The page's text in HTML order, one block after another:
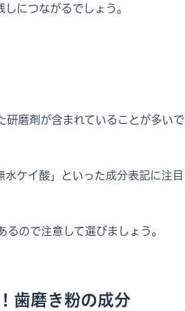
につながるでしょう。
研磨剤が含まれていることが多いで
水ケイ酸」といった成分表記に注目
ので注意して選びましょう。
歯磨き粉の成分